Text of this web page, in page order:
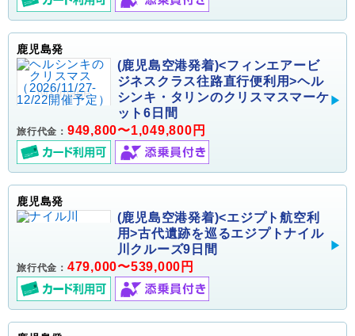
鹿児島発
(鹿児島空港発着)<フィンエアービ
ジネスクラス往路直行便利用>ヘル
シンキ・タリンのクリスマスマーケ
ット6日間
旅行代金： 949,800〜1,049,800円
鹿児島発
(鹿児島空港発着)<エジプト航空利
用>古代遺跡を巡るエジプトナイル
川クルーズ9日間
旅行代金： 479,000〜539,000円